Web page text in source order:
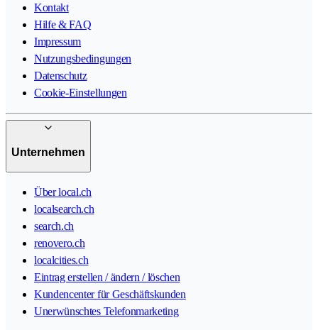
Kontakt
Hilfe & FAQ
Impressum
Nutzungsbedingungen
Datenschutz
Cookie-Einstellungen
Unternehmen
Über local.ch
localsearch.ch
search.ch
renovero.ch
localcities.ch
Eintrag erstellen / ändern / löschen
Kundencenter für Geschäftskunden
Unerwünschtes Telefonmarketing